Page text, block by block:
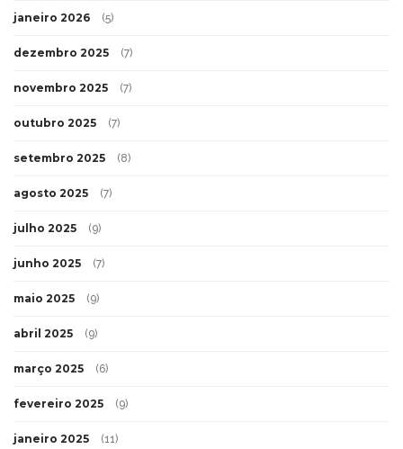
janeiro 2026 (5)
dezembro 2025 (7)
novembro 2025 (7)
outubro 2025 (7)
setembro 2025 (8)
agosto 2025 (7)
julho 2025 (9)
junho 2025 (7)
maio 2025 (9)
abril 2025 (9)
março 2025 (6)
fevereiro 2025 (9)
janeiro 2025 (11)